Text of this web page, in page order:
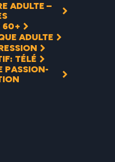
ADULTE –
60+
ADULTE
TÉLÉ
PASSION-